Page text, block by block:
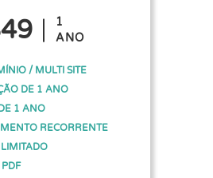
1
ANO
/ MULTI SITE
DE 1 ANO
1 ANO
RECORRENTE